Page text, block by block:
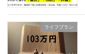
ライフプラン